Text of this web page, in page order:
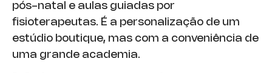
pós-natal e aulas guiadas por
fisioterapeutas. É a personalização de um
estúdio boutique, mas com a conveniência de
uma grande academia.